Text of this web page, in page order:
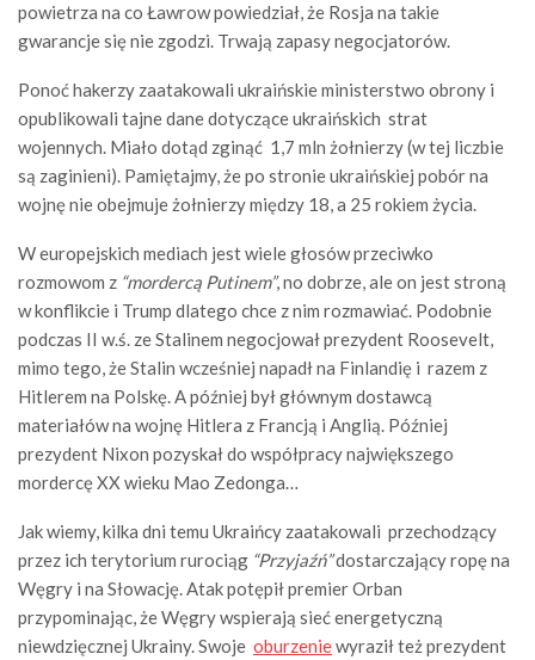
powietrza na co Ławrow powiedział, że Rosja na takie
gwarancje się nie zgodzi. Trwają zapasy negocjatorów.
Ponoć hakerzy zaatakowali ukraińskie ministerstwo obrony i
opublikowali tajne dane dotyczące ukraińskich strat
wojennych. Miało dotąd zginąć 1,7 mln żołnierzy (w tej liczbie
są zaginieni). Pamiętajmy, że po stronie ukraińskiej pobór na
wojnę nie obejmuje żołnierzy między 18, a 25 rokiem życia.
W europejskich mediach jest wiele głosów przeciwko
rozmowom z “mordercą Putinem”, no dobrze, ale on jest stroną
w konflikcie i Trump dlatego chce z nim rozmawiać. Podobnie
podczas II w.ś. ze Stalinem negocjował prezydent Roosevelt,
mimo tego, że Stalin wcześniej napadł na Finlandię i razem z
Hitlerem na Polskę. A później był głównym dostawcą
materiałów na wojnę Hitlera z Francją i Anglią. Później
prezydent Nixon pozyskał do współpracy największego
mordercę XX wieku Mao Zedonga…
Jak wiemy, kilka dni temu Ukraińcy zaatakowali przechodzący
przez ich terytorium rurociąg “Przyjaźń”dostarczający ropę na
Węgry i na Słowację. Atak potępił premier Orban
przypominając, że Węgry wspierają sieć energetyczną
niewdzięcznej Ukrainy. Swoje oburzeniewyraził też prezydent